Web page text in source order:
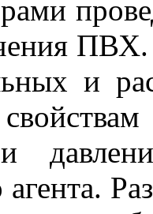
и